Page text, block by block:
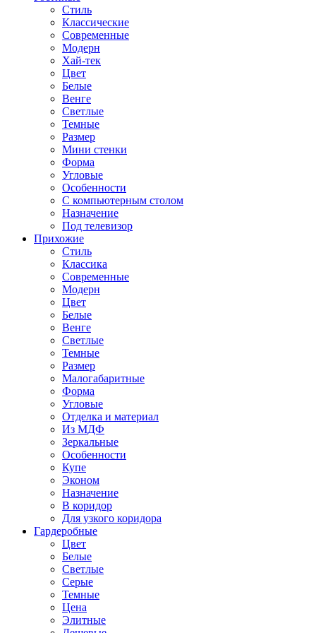
Стиль
Классические
Современные
Модерн
Хай-тек
Цвет
Белые
Венге
Светлые
Темные
Размер
Мини стенки
Форма
Угловые
Особенности
С компьютерным столом
Назначение
Под телевизор
Прихожие
Стиль
Классика
Современные
Модерн
Цвет
Белые
Венге
Светлые
Темные
Размер
Малогабаритные
Форма
Угловые
Отделка и материал
Из МДФ
Зеркальные
Особенности
Купе
Эконом
Назначение
В коридор
Для узкого коридора
Гардеробные
Цвет
Белые
Светлые
Серые
Темные
Цена
Элитные